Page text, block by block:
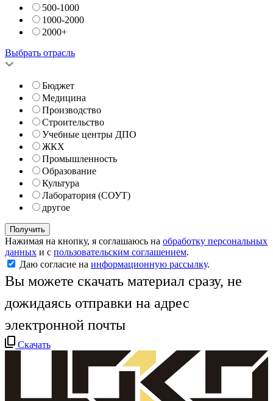
500-1000
1000-2000
2000+
Выбрать отрасль
Бюджет
Медицина
Производство
Строительство
Учебные центры ДПО
ЖКХ
Промышленность
Образование
Культура
Лаборатория (СОУТ)
другое
Получить
Нажимая на кнопку, я соглашаюсь на обработку персональных
данных и с пользовательским соглашением.
Даю согласие на информационную рассылку.
Вы можете скачать материал сразу, не
дожидаясь отправки на адрес
электронной почты
Скачать